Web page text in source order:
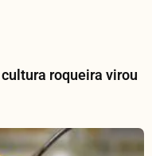
roqueira virou